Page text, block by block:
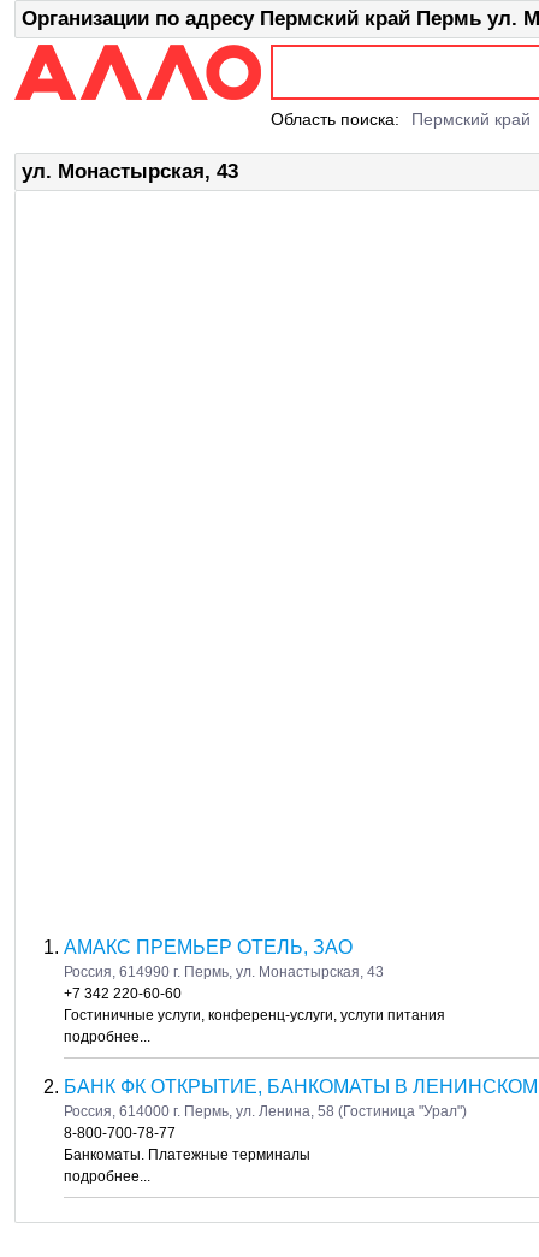
Организации по адресу Пермский край Пермь ул.
Область поиска: Пермский край
ул. Монастырская, 43
АМАКС ПРЕМЬЕР ОТЕЛЬ, ЗАО
Россия, 614990 г. Пермь, ул. Монастырская, 43
+7 342 220-60-60
Гостиничные услуги, конференц-услуги, услуги питания
подробнее...
БАНК ФК ОТКРЫТИЕ, БАНКОМАТЫ В
Россия, 614000 г. Пермь, ул. Ленина, 58 (Гостиница "Урал")
8-800-700-78-77
Банкоматы. Платежные терминалы
подробнее...